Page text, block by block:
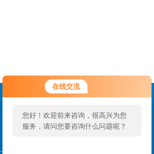
在线交流
您好！欢迎前来咨询，很高兴为您
服务，请问您要咨询什么问题呢？